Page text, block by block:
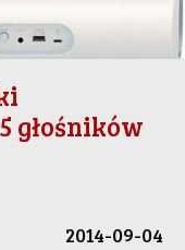
głośników
2014-09-04